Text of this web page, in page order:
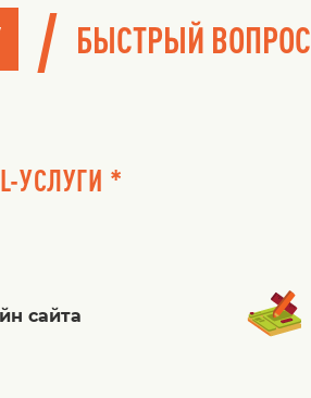
/ БЫСТРЫЙ ВОПРОС
УСЛУГИ *
сайта